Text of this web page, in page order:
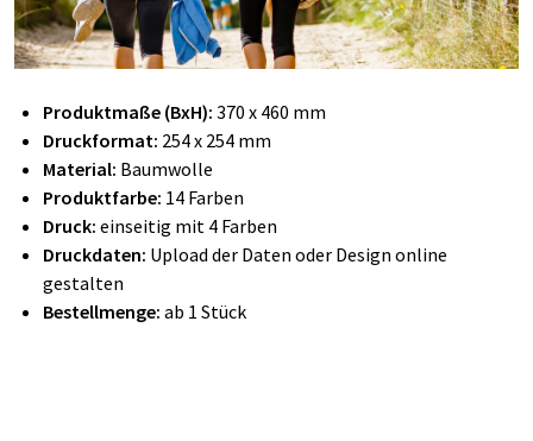
Produktmaße (BxH): 370 x 460 mm
Druckformat: 254 x 254 mm
Material: Baumwolle
Produktfarbe: 14 Farben
Druck: einseitig mit 4 Farben
Druckdaten: Upload der Daten oder Design online
gestalten
Bestellmenge: ab 1 Stück